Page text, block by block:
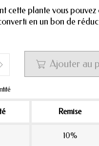
cette plante vous
en un bon de
 Ajouter au
Remise
10%